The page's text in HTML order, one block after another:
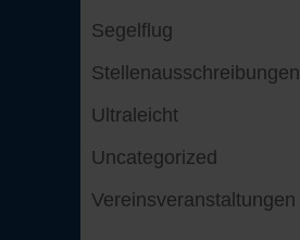
Segelflug
Stellenausschreibungen
Ultraleicht
Uncategorized
Vereinsveranstaltungen